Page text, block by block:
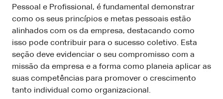
Pessoal e Profissional, é fundamental demonstrar
como os seus princípios e metas pessoais estão
alinhados com os da empresa, destacando como
isso pode contribuir para o sucesso coletivo. Esta
seção deve evidenciar o seu compromisso com a
missão da empresa e a forma como planeia aplicar as
suas competências para promover o crescimento
tanto individual como organizacional.